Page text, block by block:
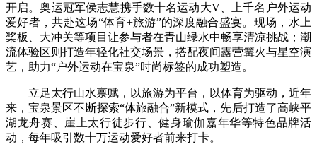
开启。奥运冠军侯志慧携手数十名运动大V、上千名户外运动
爱好者，共赴这场“体育+旅游”的深度融合盛宴。现场，水上
桨板、大冲关等项目让参与者在青山绿水中畅享清凉挑战；潮
流体验区则打造年轻化社交场景，搭配夜间露营篝火与星空演
艺，助力“户外运动在宝泉”时尚标签的成功塑造。
立足太行山水禀赋，以旅游为平台，以体育为驱动，近年
来，宝泉景区不断探索“体旅融合”新模式，先后打造了高峡平
湖龙舟赛、崖上太行徒步行、健身瑜伽嘉年华等特色品牌活
动，每年吸引数十万运动爱好者前来打卡。